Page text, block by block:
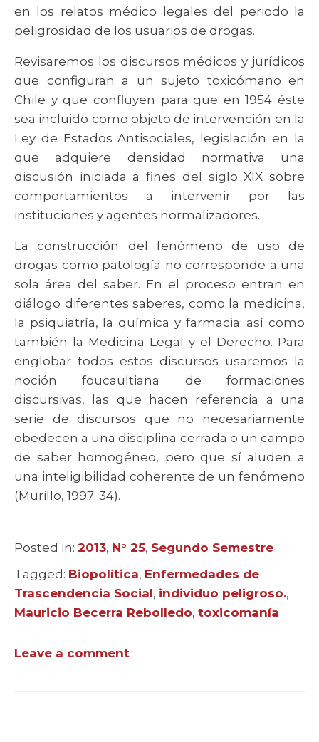
en los relatos médico legales del periodo la
peligrosidad de los usuarios de drogas.
Revisaremos los discursos médicos y jurídicos
que configuran a un sujeto toxicómano en
Chile y que confluyen para que en 1954 éste
sea incluido como objeto de intervención en la
Ley de Estados Antisociales, legislación en la
que adquiere densidad normativa una
discusión iniciada a fines del siglo XIX sobre
comportamientos a intervenir por las
instituciones y agentes normalizadores.
La construcción del fenómeno de uso de
drogas como patología no corresponde a una
sola área del saber. En el proceso entran en
diálogo diferentes saberes, como la medicina,
la psiquiatría, la química y farmacia; así como
también la Medicina Legal y el Derecho. Para
englobar todos estos discursos usaremos la
noción foucaultiana de formaciones
discursivas, las que hacen referencia a una
serie de discursos que no necesariamente
obedecen a una disciplina cerrada o un campo
de saber homogéneo, pero que sí aluden a
una inteligibilidad coherente de un fenómeno
(Murillo, 1997: 34).
Posted in: Categories
2013, N° 25, Segundo Semestre
Tagged: Tags
Biopolítica, Enfermedades de
Trascendencia Social, individuo peligroso.,
Mauricio Becerra Rebolledo, toxicomanía
Leave a comment